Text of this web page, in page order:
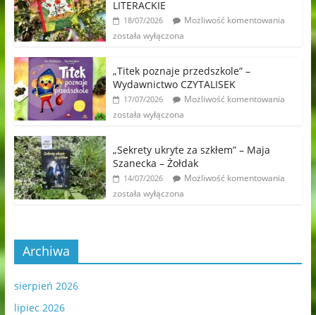
LITERACKIE
18/07/2026
Możliwość komentowania
została wyłączona
„Titek poznaje przedszkole” –
Wydawnictwo CZYTALISEK
17/07/2026
Możliwość komentowania
została wyłączona
„Sekrety ukryte za szkłem” – Maja
Szanecka – Żołdak
14/07/2026
Możliwość komentowania
została wyłączona
Archiwa
sierpień 2026
lipiec 2026